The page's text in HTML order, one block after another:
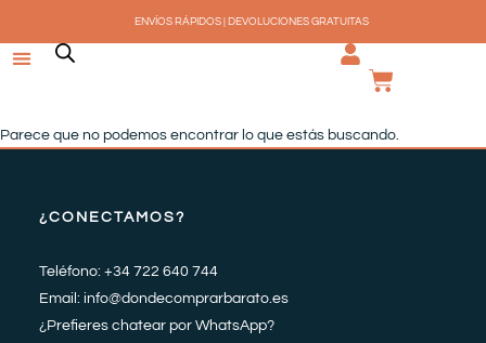
contenido
ENVÍOS RÁPIDOS | DEVOLUCIONES GRATUITAS
Parece que no podemos encontrar lo que estás buscando.
¿CONECTAMOS?
Teléfono: +34 722 640 744
Email: info@dondecomprarbarato.es
¿Prefieres chatear por WhatsApp?